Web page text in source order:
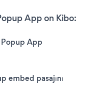
App on Kibo:
App
embed pasajını